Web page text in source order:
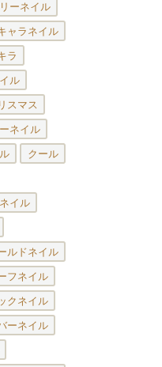
ーネイル
ャラネイル
ラ
ル
スマス
ネイル
クール
イル
ルドネイル
フネイル
クネイル
ーネイル